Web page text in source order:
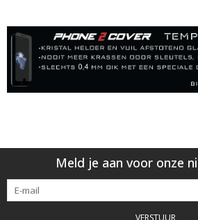
Meld je aan voor onze
VERSTUUR